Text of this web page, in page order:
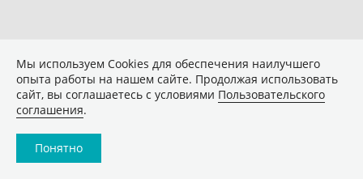
Мы используем Сookies для обеспечения наилучшего
опыта работы на нашем сайте. Продолжая использовать
сайт, вы соглашаетесь с условиями Пользовательского
соглашения.
Понятно